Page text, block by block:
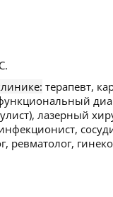
терапевт,
лазерный